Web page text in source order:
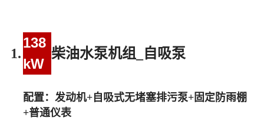
1.
138
kW
柴油水泵机组_自吸泵
配置：发动机+自吸式无堵塞排污泵+固定防雨棚
+普通仪表